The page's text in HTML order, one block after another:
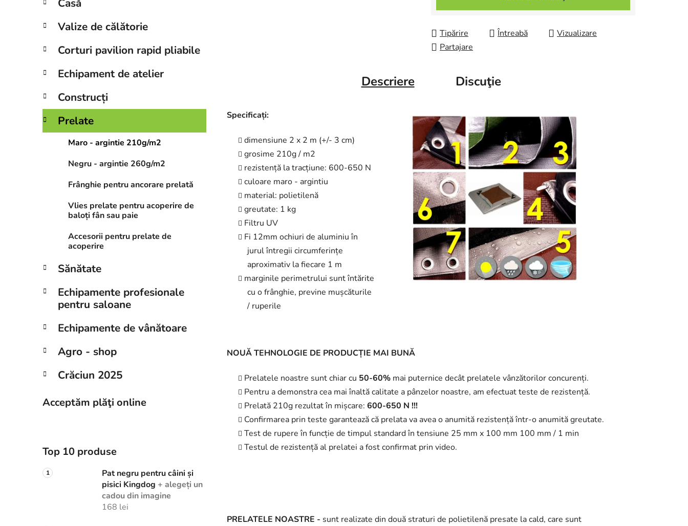
Casă
Valize de călătorie
Corturi pavilion rapid pliabile
Echipament de atelier
Construcți
Prelate
Maro - argintie 210g/m2
Negru - argintie 260g/m2
Frânghie pentru ancorare prelată
Vlies prelate pentru acoperire de
baloți fân sau paie
Accesorii pentru prelate de
acoperire
Sănătate
Echipamente profesionale
pentru saloane
Echipamente de vânătoare
Agro - shop
Crăciun 2025
Acceptăm plăţi online
Top 10 produse
Pat negru pentru câini și
pisici Kingdog + alegeți un
cadou din imagine
168 lei
Tipărire Întreabă
Vizualizare
Partajare
Descriere Discuţie
Specificați:
dimensiune 2 x 2 m (+/- 3 cm)
grosime 210g / m2
rezistență la tracțiune: 600-650 N
culoare maro - argintiu
material: polietilenă
greutate: 1 kg
Filtru UV
Fi 12mm ochiuri de aluminiu în
jurul întregii circumferințe
aproximativ la fiecare 1 m
marginile perimetrului sunt întărite
cu o frânghie, previne mușcăturile
/ ruperile
NOUĂ TEHNOLOGIE DE PRODUCȚIE MAI BUNĂ
Prelatele noastre sunt chiar cu 50-60% mai puternice decât prelatele vânzătorilor concurenți.
Pentru a demonstra cea mai înaltă calitate a pânzelor noastre, am efectuat teste de rezistență.
Prelată 210g rezultat în mișcare: 600-650 N !!!
Confirmarea prin teste garantează că prelata va avea o anumită rezistență într-o anumită greutate.
Test de rupere în funcție de timpul standard în tensiune 25 mm x 100 mm 100 mm / 1 min
Testul de rezistență al prelatei a fost confirmat prin video.
PRELATELE NOASTRE - sunt realizate din două straturi de polietilenă presate la cald, care sunt